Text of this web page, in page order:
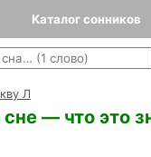
Каталог сонников
Л
— что это